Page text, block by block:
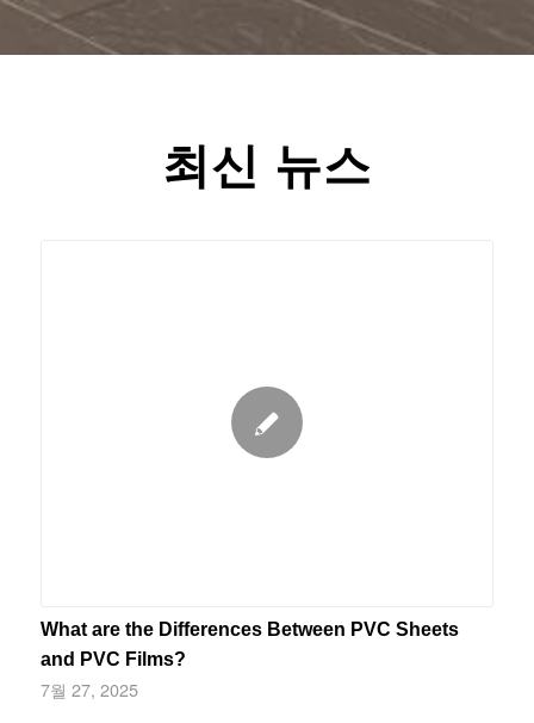
최신 뉴스
What are the Differences Between PVC Sheets
and PVC Films?
7월 27, 2025